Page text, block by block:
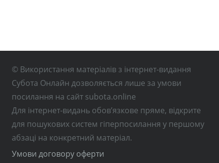
© Використання матеріалів з інтернет-видання
Субота Онлайн дозволяється лише за умови
посилання на сайт subota.online
Для інтернет-видань обов’язкове пряме, відкрите
для пошукових систем гіперпосилання у першому
абзаці на конкретний матеріал.
Умови договору оферти